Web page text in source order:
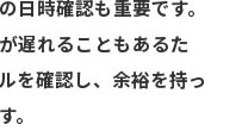
日時確認も重要です。
遅れることもあるた
を確認し、余裕を持っ
。